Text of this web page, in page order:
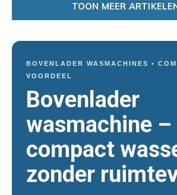
TOON MEER
BOVENLADER WASMACHINES •
VOORDEEL
Bovenlader
wasmachine –
compact
zonder